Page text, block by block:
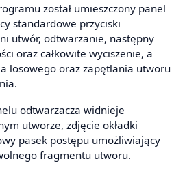
został umieszczony panel
standardowe przyciski
utwór, odtwarzanie, następny
oraz całkowite wyciszenie, a
losowego oraz zapętlania utworu
odtwarzacza widnieje
utworze, zdjęcie okładki
pasek postępu umożliwiający
fragmentu utworu.